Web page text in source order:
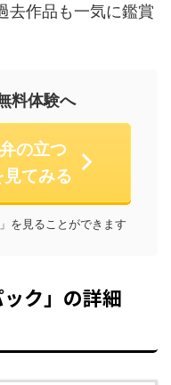
去作品も一気に鑑賞
料体験へ
の立つ
てみる
を見ることができます
ック」の詳細